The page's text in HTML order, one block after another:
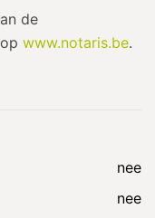
de
www.notaris.be.
nee
nee